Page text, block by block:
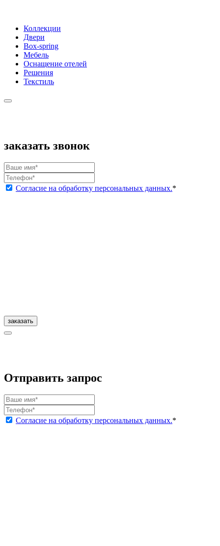
Коллекции
Двери
Box-spring
Мебель
Оснащение отелей
Решения
Текстиль
заказать звонок
Согласие на обработку персональных данных.*
заказать
Отправить запрос
Согласие на обработку персональных данных.*